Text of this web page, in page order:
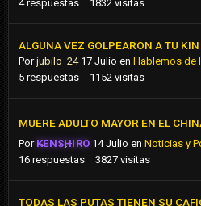
4 respuestas 1832 visitas
ALGUNA VEZ GOLPEARON A TU KIN
Porjubilo_24 17 Julio en Hablemos de
5 respuestas 1152 visitas
MUERE ADULTO MAYOR EN EL
Por KENSHIRO 14 Julio enNoticias y
16 respuestas 3827 visitas
TODAS LAS PUTAS TIENEN SU